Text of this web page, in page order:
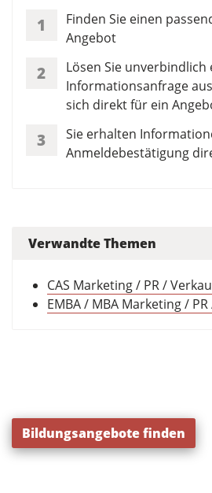
1
Finden Sie einen
Angebot
2
Lösen Sie unverbindlich
Informationsanfrage
sich direkt für ein
3
Sie erhalten
Anmeldebestätigung
Verwandte Themen
CAS Marketing / PR /
EMBA / MBA Marketing /
Bildungsangebote finden